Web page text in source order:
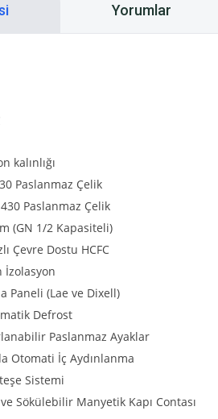
Yorumlar
kalınlığı
Paslanmaz Çelik
430 Paslanmaz Çelik
(GN 1/2 Kapasiteli)
Çevre Dostu HCFC
İzolasyon
Paneli (Lae ve Dixell)
Defrost
Paslanmaz Ayaklar
Otomati İç Aydınlanma
Sistemi
Sökülebilir Manyetik Kapı Contası